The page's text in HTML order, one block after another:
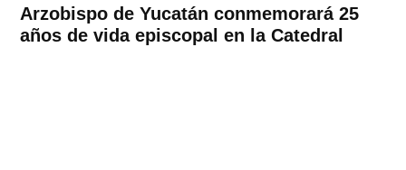
Arzobispo de Yucatán conmemorará 25
años de vida episcopal en la Catedral